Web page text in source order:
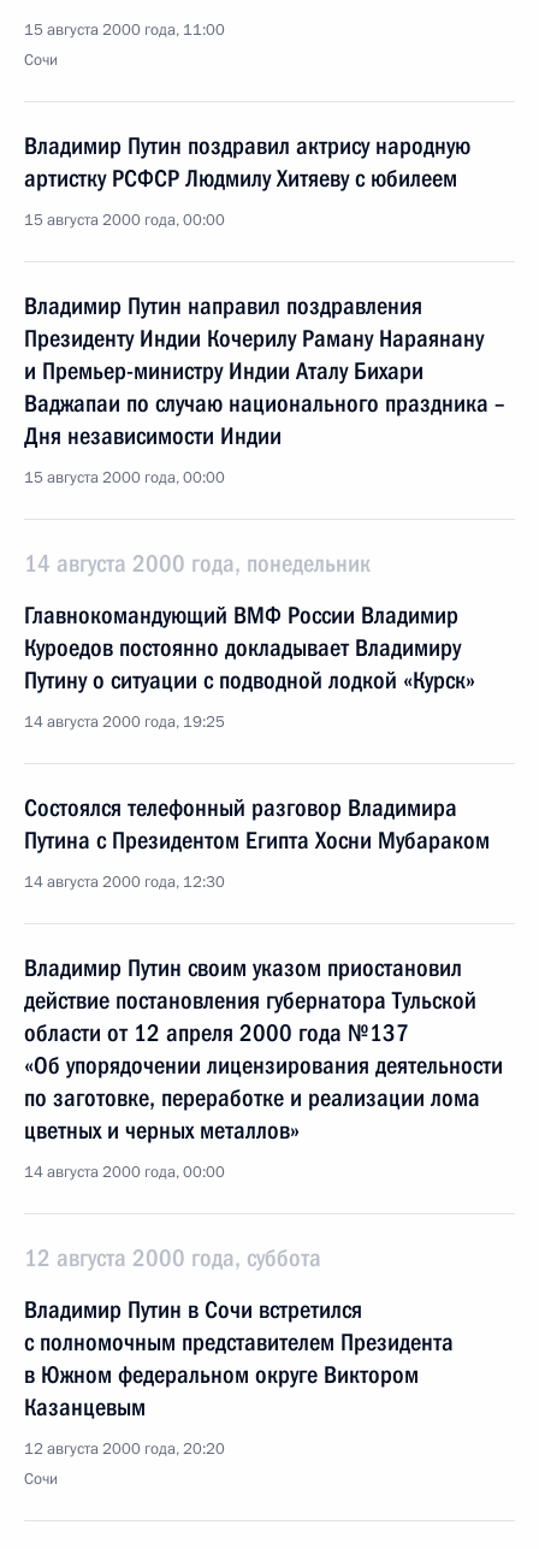
15 августа 2000 года, 11:00
Сочи
Владимир Путин поздравил актрису народную
артистку РСФСР Людмилу Хитяеву с юбилеем
15 августа 2000 года, 00:00
Владимир Путин направил поздравления
Президенту Индии Кочерилу Раману Нараянану
и Премьер-министру Индии Аталу Бихари
Ваджапаи по случаю национального праздника –
Дня независимости Индии
15 августа 2000 года, 00:00
14 августа 2000 года, понедельник
Главнокомандующий ВМФ России Владимир
Куроедов постоянно докладывает Владимиру
Путину о ситуации с подводной лодкой «Курск»
14 августа 2000 года, 19:25
Состоялся телефонный разговор Владимира
Путина с Президентом Египта Хосни Мубараком
14 августа 2000 года, 12:30
Владимир Путин своим указом приостановил
действие постановления губернатора Тульской
области от 12 апреля 2000 года №137
«Об упорядочении лицензирования деятельности
по заготовке, переработке и реализации лома
цветных и черных металлов»
14 августа 2000 года, 00:00
12 августа 2000 года, суббота
Владимир Путин в Сочи встретился
с полномочным представителем Президента
в Южном федеральном округе Виктором
Казанцевым
12 августа 2000 года, 20:20
Сочи